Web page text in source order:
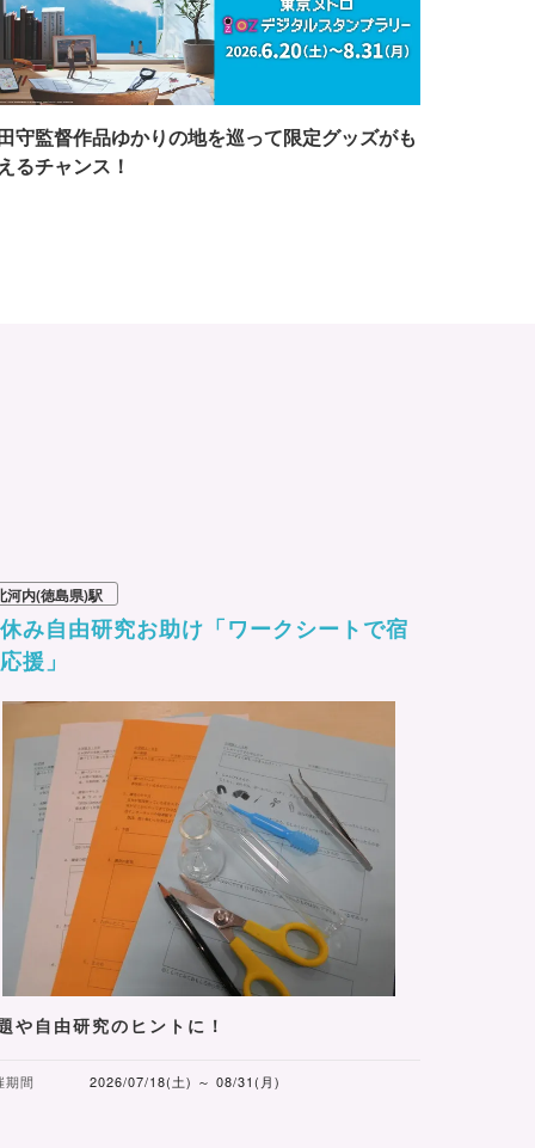
守監督作品ゆかりの地を巡って限定グッズがも
るチャンス！
河内(徳島県)駅
み自由研究お助け「ワークシートで宿
援」
や自由研究のヒントに！
期間 2026/07/18(土) ～ 08/31(月)